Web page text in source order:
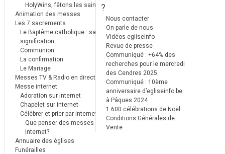
HolyWins, fêtons les saints !
Animation des messes
Les 7 sacrements
Le Baptême catholique : sa
signification
Communion
La confirmation
Le Mariage
Messes TV & Radio en direct
Messe internet
Adoration sur internet
Chapelet sur internet
Célébrer et prier par internet
Que penser des messes
internet?
Annuaire des églises
Funérailles
?
Nous contacter
On parle de nous
Vidéos egliseinfo
Revue de presse
Communiqué : +64% des
recherches pour le mercredi
des Cendres 2025
Communiqué : 10ème
anniversaire d’egliseinfo.be
à Pâques 2024
1.600 célébrations de Noël
Conditions Générales de
Vente